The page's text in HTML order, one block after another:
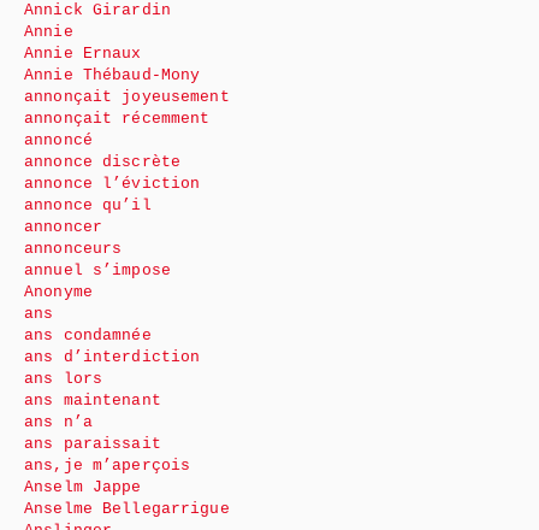
Annick Girardin
Annie
Annie Ernaux
Annie Thébaud-Mony
annonçait joyeusement
annonçait récemment
annoncé
annonce discrète
annonce l’éviction
annonce qu’il
annoncer
annonceurs
annuel s’impose
Anonyme
ans
ans condamnée
ans d’interdiction
ans lors
ans maintenant
ans n’a
ans paraissait
ans,je m’aperçois
Anselm Jappe
Anselme Bellegarrigue